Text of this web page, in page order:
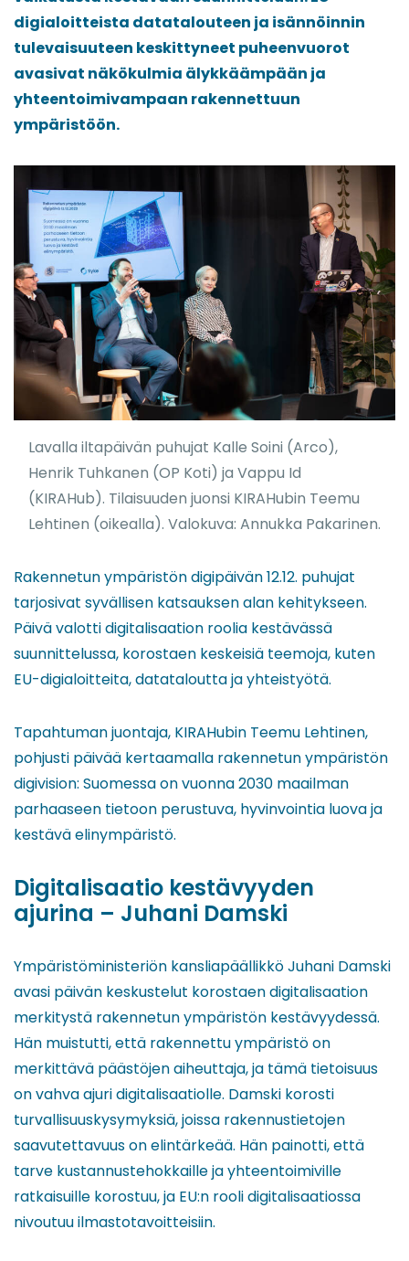
digialoitteista datatalouteen ja isännöinnin
tulevaisuuteen keskittyneet puheenvuorot
avasivat näkökulmia älykkäämpään ja
yhteentoimivampaan rakennettuun
ympäristöön.
Lavalla iltapäivän puhujat Kalle Soini (Arco),
Henrik Tuhkanen (OP Koti) ja Vappu Id
(KIRAHub). Tilaisuuden juonsi KIRAHubin Teemu
Lehtinen (oikealla). Valokuva: Annukka Pakarinen.
Rakennetun ympäristön digipäivän 12.12. puhujat
tarjosivat syvällisen katsauksen alan kehitykseen.
Päivä valotti digitalisaation roolia kestävässä
suunnittelussa, korostaen keskeisiä teemoja, kuten
EU-digialoitteita, datataloutta ja yhteistyötä.
Tapahtuman juontaja, KIRAHubin Teemu Lehtinen,
pohjusti päivää kertaamalla rakennetun ympäristön
digivision: Suomessa on vuonna 2030 maailman
parhaaseen tietoon perustuva, hyvinvointia luova ja
kestävä elinympäristö.
Digitalisaatio kestävyyden
ajurina – Juhani Damski
Ympäristöministeriön kansliapäällikkö Juhani Damski
avasi päivän keskustelut korostaen digitalisaation
merkitystä rakennetun ympäristön kestävyydessä.
Hän muistutti, että rakennettu ympäristö on
merkittävä päästöjen aiheuttaja, ja tämä tietoisuus
on vahva ajuri digitalisaatiolle. Damski korosti
turvallisuuskysymyksiä, joissa rakennustietojen
saavutettavuus on elintärkeää. Hän painotti, että
tarve kustannustehokkaille ja yhteentoimiville
ratkaisuille korostuu, ja EU:n rooli digitalisaatiossa
nivoutuu ilmastotavoitteisiin.